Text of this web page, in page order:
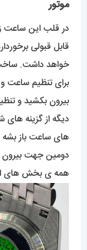
موتور
در قلب این ساعت
قابل قبولی
خواهد داشت. ساخت
برای تنظیم ساعت و
بیرون بکشید و
دیگه از گزینه های
های ساعت باز بشه
دومین جهت بیرون
همه ی بخش های